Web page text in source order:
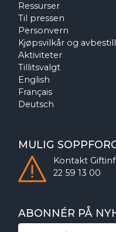
Ressurser
Til pressen
Personvern
Kjøpsvilkår og
Aktiviteter
Tillitsvalgt
English
Français
Deutsch
MULIG
Kontakt
22 59 13 00
ABONNÉR PÅ